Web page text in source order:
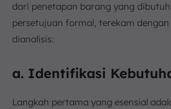
dari penetapan barang yang
persetujuan formal, terekam
dianalisis:
a. Identifikasi
Langkah pertama yang esensial